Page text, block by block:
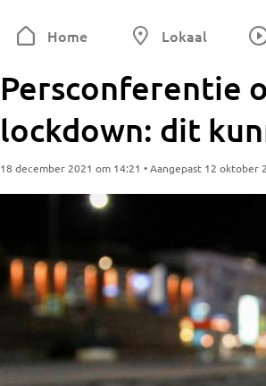
Home Lokaal
Persconferentie
lockdown: dit
18 december 2021 om 14:21 • Aangepast 12 oktober